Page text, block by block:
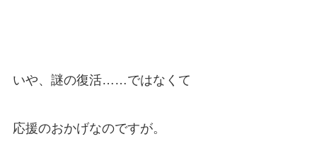
いや、謎の復活……ではなくて
応援のおかげなのですが。